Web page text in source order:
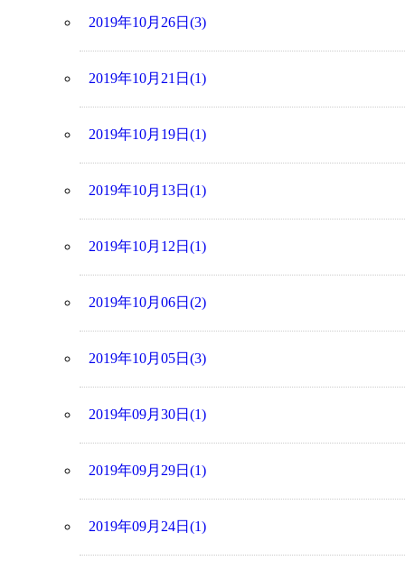
2019年10月26日(3)
2019年10月21日(1)
2019年10月19日(1)
2019年10月13日(1)
2019年10月12日(1)
2019年10月06日(2)
2019年10月05日(3)
2019年09月30日(1)
2019年09月29日(1)
2019年09月24日(1)